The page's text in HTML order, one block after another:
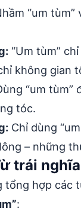
“um tùm”
“Um tùm”
không gian
“um tùm”
tóc.
Chỉ dùng
– những
trái
tổng hợp các
: